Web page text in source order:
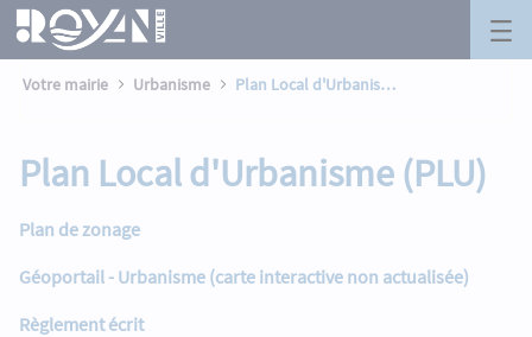
Panneau de gestion des cookies
Saut au contenu principal
Plan Local d&#39;Urbanisme (PLU) -
Votre mairie Urbanisme Plan Local d'Urbanisme (PLU)
Plan Local d'Urbanisme (PLU)
Plan de zonage
Géoportail - Urbanisme (carte interactive non actualisée)
Règlement écrit